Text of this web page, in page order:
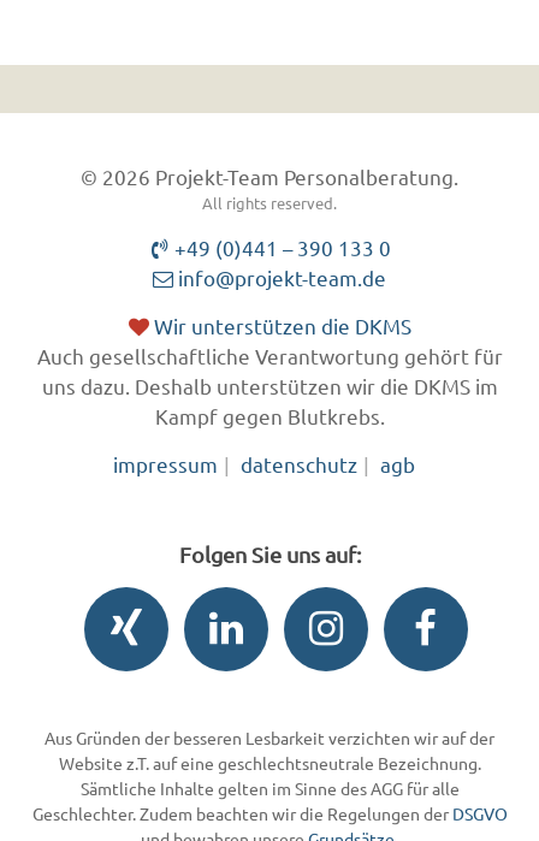
© 2026 Projekt-Team Personalberatung.
All rights reserved.
+49 (0)441 – 390 133 0
info@projekt-team.de
Wir unterstützen die DKMS
Auch gesellschaftliche Verantwortung gehört für
uns dazu. Deshalb unterstützen wir die DKMS im
Kampf gegen Blutkrebs.
impressum
datenschutz agb
Folgen Sie uns auf:
Aus Gründen der besseren Lesbarkeit verzichten wir auf der
Website z.T. auf eine geschlechtsneutrale Bezeichnung.
Sämtliche Inhalte gelten im Sinne des AGG für alle
Geschlechter. Zudem beachten wir die Regelungen der DSGVO